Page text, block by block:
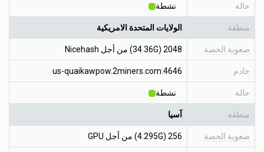
حالة نشطة
منطقة الولايات المتحدة الامريكية
صعوبة الحصة 2048 (34.36G) من أجل Nicehash
خادم us-quaikawpow.2miners.com:4646
حالة نشطة
منطقة آسيا
صعوبة الحصة 256 (4.295G) من أجل GPU